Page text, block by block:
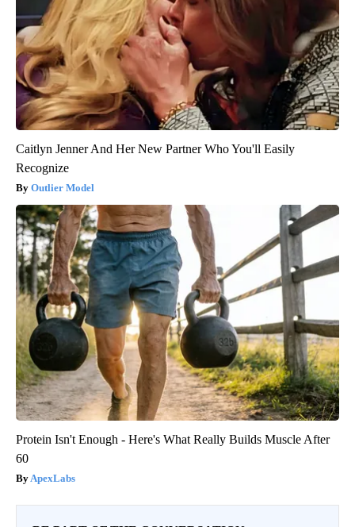
Caitlyn Jenner And Her New Partner Who You'll Easily
Recognize
Outlier Model
Protein Isn't Enough - Here's What Really Builds Muscle After
60
ApexLabs